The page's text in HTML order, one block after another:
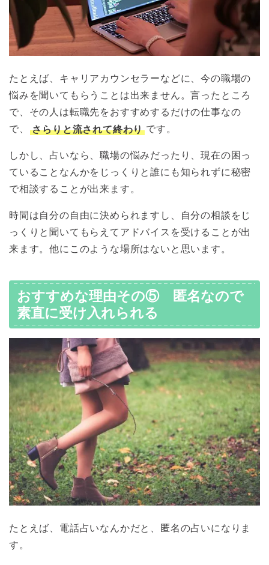
たとえば、キャリアカウンセラーなどに、今の職場の
悩みを聞いてもらうことは出来ません。言ったところ
で、その人は転職先をおすすめするだけの仕事なの
で、
さらりと流されて終わり です。
しかし、占いなら、職場の悩みだったり、現在の困っ
ていることなんかをじっくりと誰にも知られずに秘密
で相談することが出来ます。
時間は自分の自由に決められますし、自分の相談をじ
っくりと聞いてもらえてアドバイスを受けることが出
来ます。他にこのような場所はないと思います。
おすすめな理由その⑤ 匿名なので
素直に受け入れられる
たとえば、電話占いなんかだと、匿名の占いになりま
す。